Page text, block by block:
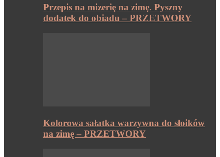
Przepis na mizerię na zimę. Pyszny
dodatek do obiadu – PRZETWORY
Kolorowa sałatka warzywna do słoików
na zimę – PRZETWORY